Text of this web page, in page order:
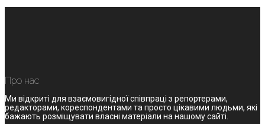
Про нас
Ми відкриті для взаємовигідної співпраці з репортерами,
редакторами, кореспондентами та просто цікавими людьми, які
бажають розміщувати власні матеріали на нашому сайті.